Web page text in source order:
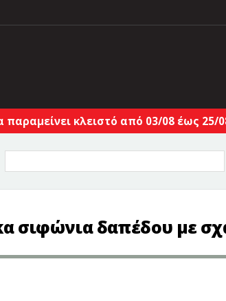
κλειστό από 03/08 έως 25/
σιφώνια δαπέδου με